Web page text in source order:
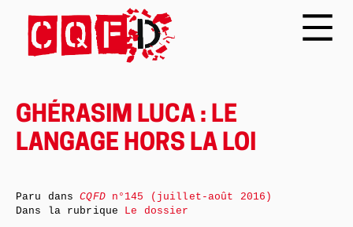
GHÉRASIM LUCA : LE
LANGAGE HORS LA LOI
Paru dansCQFDn°145 (juillet-août 2016)
Dans la rubrique Le dossier